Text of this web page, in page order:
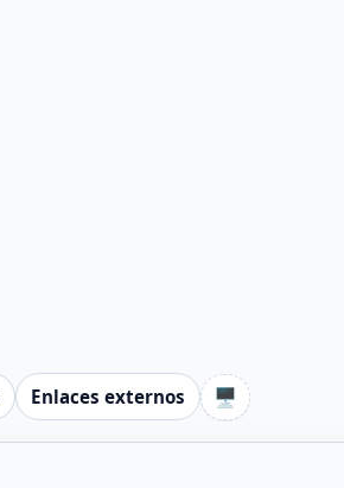
Enlaces externos 🖥️